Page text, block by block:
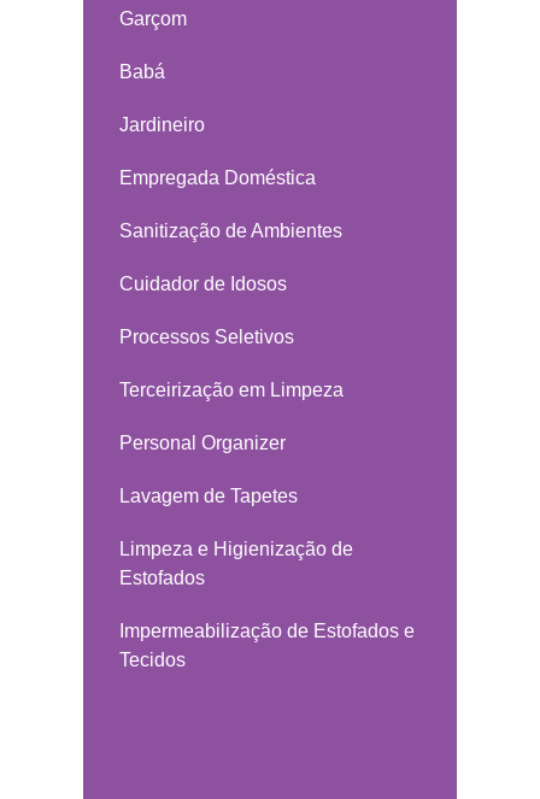
Garçom
Babá
Jardineiro
Empregada Doméstica
Sanitização de Ambientes
Cuidador de Idosos
Processos Seletivos
Terceirização em Limpeza
Personal Organizer
Lavagem de Tapetes
Limpeza e Higienização de
Estofados
Impermeabilização de Estofados e
Tecidos